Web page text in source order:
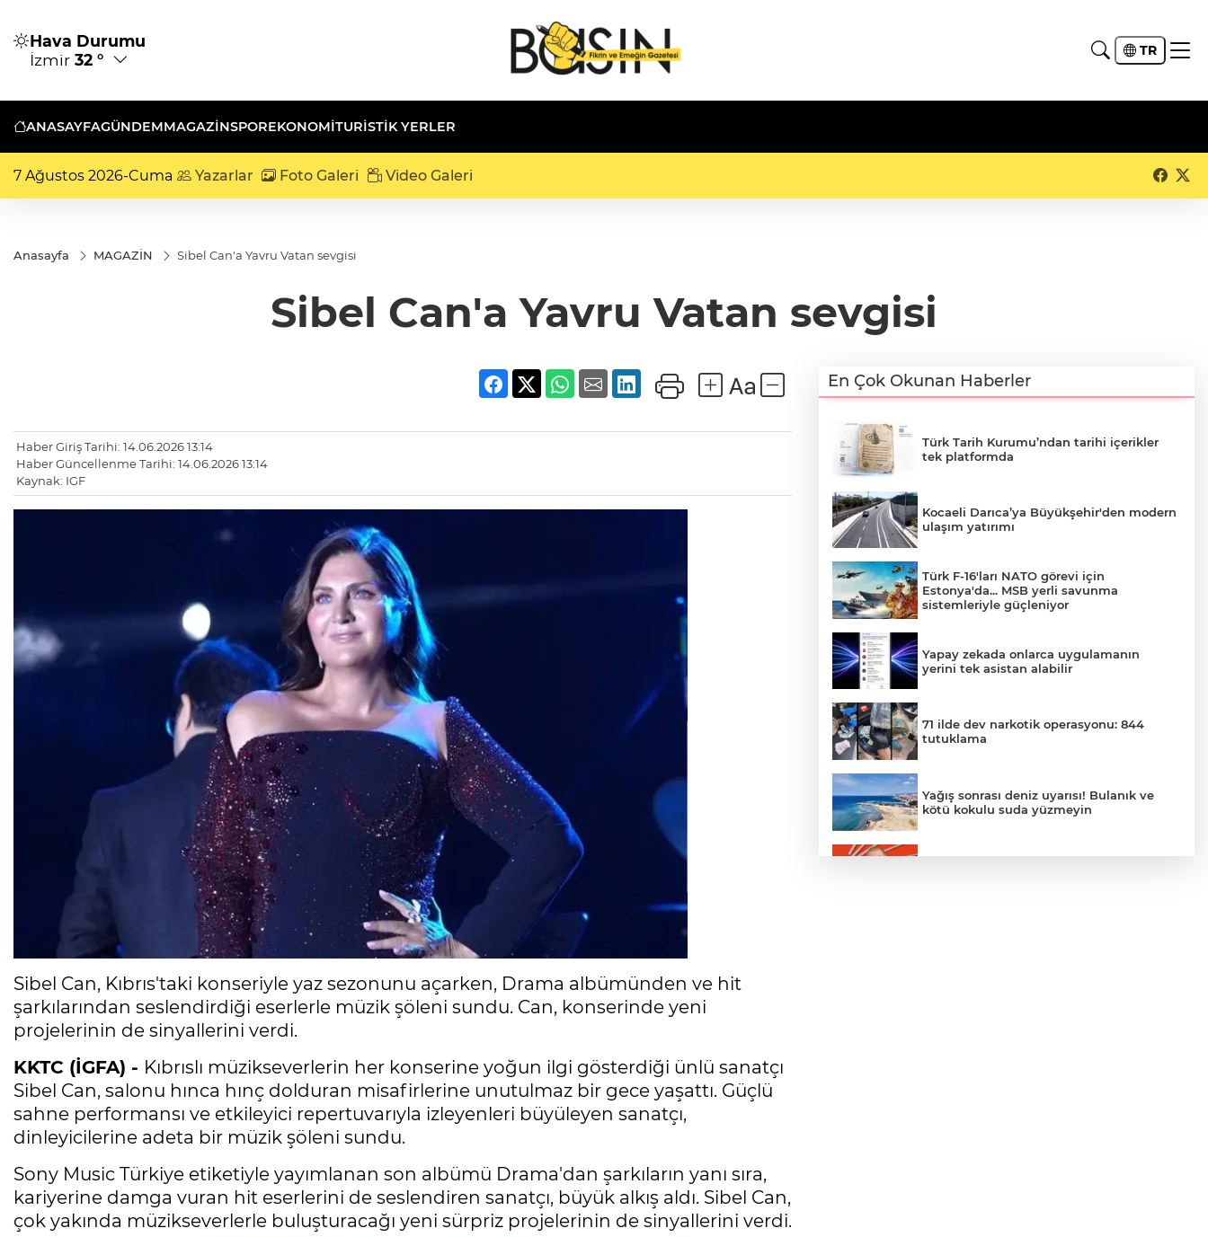
Hava Durumu
İzmir 32 ° TR
ANASAYFAGÜNDEMMAGAZİNSPOREKONOMİTURISTIK YERLER
7 Ağustos 2026-Cuma Yazarlar Foto Galeri Video Galeri
Anasayfa MAGAZİN Sibel Can'a Yavru Vatan sevgisi
Sibel Can'a Yavru Vatan sevgisi
Haber Giriş Tarihi: 14.06.2026 13:14
Haber Güncellenme Tarihi: 14.06.2026 13:14
Kaynak: IGF
Sibel Can, Kıbrıs'taki konseriyle yaz sezonunu açarken, Drama albümünden ve hit
şarkılarından seslendirdiği eserlerle müzik şöleni sundu. Can, konserinde yeni
projelerinin de sinyallerini verdi.
KKTC (İGFA) - Kıbrıslı müzikseverlerin her konserine yoğun ilgi gösterdiği ünlü sanatçı
Sibel Can, salonu hınca hınç dolduran misafirlerine unutulmaz bir gece yaşattı. Güçlü
sahne performansı ve etkileyici repertuvarıyla izleyenleri büyüleyen sanatçı,
dinleyicilerine adeta bir müzik şöleni sundu.
Sony Music Türkiye etiketiyle yayımlanan son albümü Drama'dan şarkıların yanı sıra,
kariyerine damga vuran hit eserlerini de seslendiren sanatçı, büyük alkış aldı. Sibel Can,
çok yakında müzikseverlerle buluşturacağı yeni sürpriz projelerinin de sinyallerini verdi.
En Çok Okunan Haberler
Türk Tarih Kurumu’ndan tarihi içerikler
tek platformda
Kocaeli Darıca’ya Büyükşehir'den modern
ulaşım yatırımı
Türk F-16'ları NATO görevi için
Estonya'da... MSB yerli savunma
sistemleriyle güçleniyor
Yapay zekada onlarca uygulamanın
yerini tek asistan alabilir
71 ilde dev narkotik operasyonu: 844
tutuklama
Yağış sonrası deniz uyarısı! Bulanık ve
kötü kokulu suda yüzmeyin